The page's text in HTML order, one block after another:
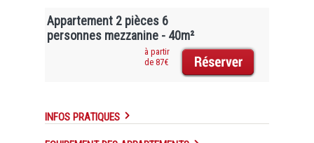
Appartement 2 pièces 6
personnes mezzanine - 40m²
à partir
de 87€
INFOS PRATIQUES